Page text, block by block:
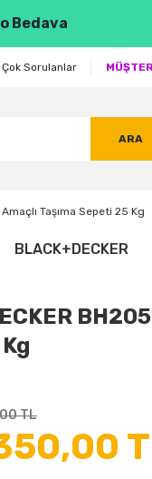
Bedava
Çok Sorulanlar
ARA
Taşıma Sepeti 25 Kg
BLACK+DECKER
TL